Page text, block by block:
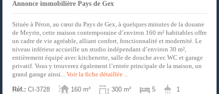
Annonce immobilière Pays de Gex
Située à Péron, au cœur du Pays de Gex, à quelques minutes de la douane
de Meyrin, cette maison contemporaine d’environ 160 m² habitables offre
un cadre de vie agréable, alliant confort, fonctionnalité et modernité. Le
niveau inférieur accueille un studio indépendant d’environ 30 m²,
entièrement équipé avec kitchenette, salle de douche avec WC et garage
privatif. Vous y trouverez également l’entrée principale de la maison, un
grand garage ainsi... Voir la fiche détaillée ...
Réf.: CI-3728 160 m² 300 m² 5
1